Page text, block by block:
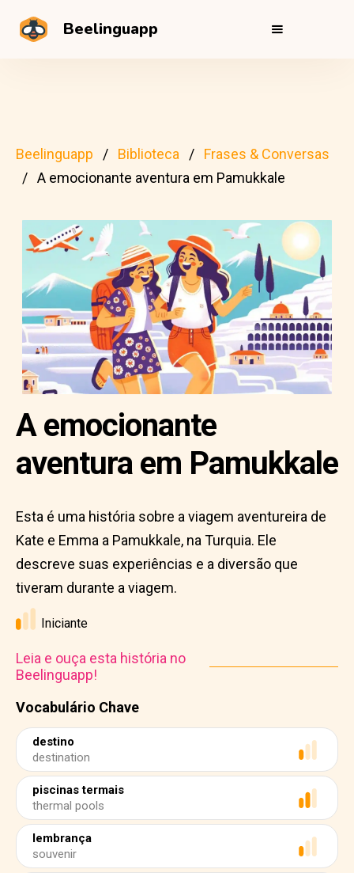
Beelinguapp
Beelinguapp Biblioteca
Frases & Conversas
A emocionante aventura em Pamukkale
Vocabulário Chave
destino
destination
piscinas termais
thermal pools
lembrança
souvenir
A emocionante
aventura em Pamukkale
Esta é uma história sobre a viagem aventureira de
Kate e Emma a Pamukkale, na Turquia. Ele
descreve suas experiências e a diversão que
tiveram durante a viagem.
Iniciante
Leia e ouça esta história no
Beelinguapp!